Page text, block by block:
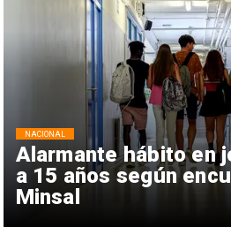
Alarmante hábito en
a 15 años según
Minsal
NACIONAL